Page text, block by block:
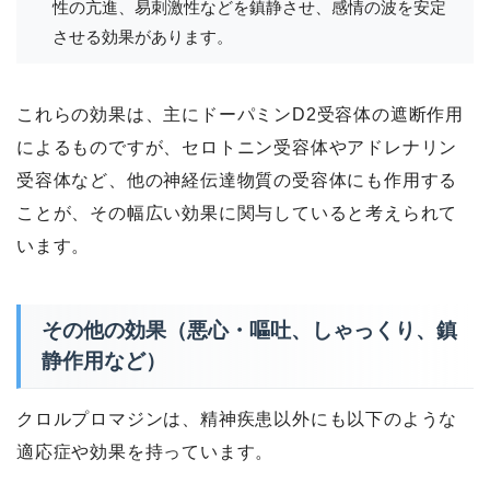
性の亢進、易刺激性などを鎮静させ、感情の波を安定
させる効果があります。
これらの効果は、主にドーパミンD2受容体の遮断作用
によるものですが、セロトニン受容体やアドレナリン
受容体など、他の神経伝達物質の受容体にも作用する
ことが、その幅広い効果に関与していると考えられて
います。
その他の効果（悪心・嘔吐、しゃっくり、鎮
静作用など）
クロルプロマジンは、精神疾患以外にも以下のような
適応症や効果を持っています。